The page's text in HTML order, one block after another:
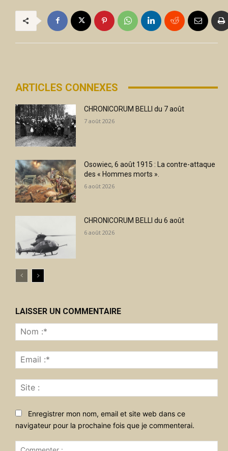
ARTICLES CONNEXES
CHRONICORUM BELLI du 7 août
7 août 2026
Osowiec, 6 août 1915 : La contre-attaque
des « Hommes morts ».
6 août 2026
CHRONICORUM BELLI du 6 août
6 août 2026
LAISSER UN COMMENTAIRE
:*
:*
:
Enregistrer mon nom, email et site web dans ce
navigateur pour la prochaine fois que je commenterai.